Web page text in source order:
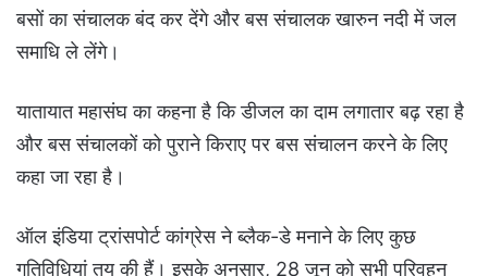
बसों का संचालक बंद कर देंगे और बस संचालक खारुन नदी में जल
समाधि ले लेंगे।
यातायात महासंघ का कहना है कि डीजल का दाम लगातार बढ़ रहा है
और बस संचालकों को पुराने किराए पर बस संचालन करने के लिए
कहा जा रहा है।
ऑल इंडिया ट्रांसपोर्ट कांग्रेस ने ब्लैक-डे मनाने के लिए कुछ
गतिविधियां तय की हैं। इसके अनुसार, 28 जून को सभी परिवहन